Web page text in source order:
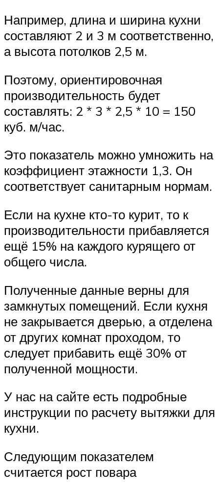
Например, длина и ширина кухни
составляют 2 и 3 м соответственно,
а высота потолков 2,5 м.
Поэтому, ориентировочная
производительность будет
составлять: 2 * 3 * 2,5 * 10 = 150
куб. м/час.
Это показатель можно умножить на
коэффициент этажности 1,3. Он
соответствует санитарным нормам.
Если на кухне кто-то курит, то к
производительности прибавляется
ещё 15% на каждого курящего от
общего числа.
Полученные данные верны для
замкнутых помещений. Если кухня
не закрывается дверью, а отделена
от других комнат проходом, то
следует прибавить ещё 30% от
полученной мощности.
У нас на сайте есть подробные
инструкции по расчету вытяжки для
кухни.
Следующим показателем
считается рост повара